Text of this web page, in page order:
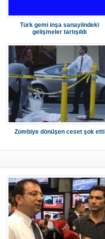
Türk gemi inşa sanayiindeki
gelişmeler tartışıldı
Zombiye dönüşen ceset şok etti